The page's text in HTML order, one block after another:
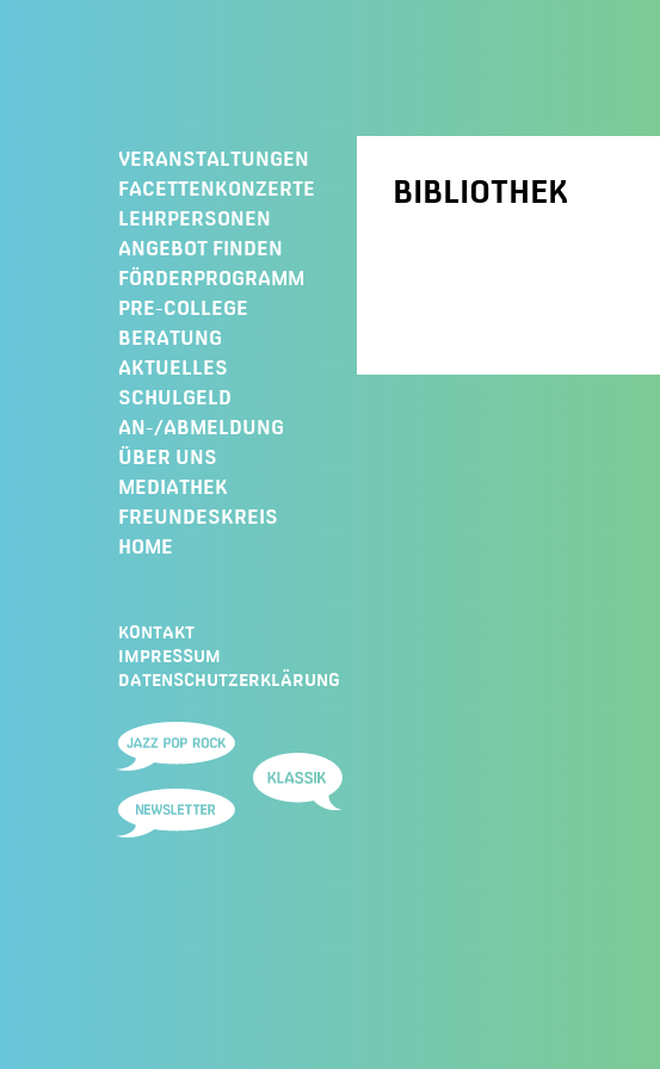
BIBLIOTHEK
VERANSTALTUNGEN
FACETTENKONZERTE
LEHRPERSONEN
ANGEBOT FINDEN
FÖRDERPROGRAMM
PRE-COLLEGE
BERATUNG
AKTUELLES
SCHULGELD
AN-/ABMELDUNG
ÜBER UNS
MEDIATHEK
FREUNDESKREIS
HOME
KONTAKT
IMPRESSUM
DATENSCHUTZERKLÄRUNG